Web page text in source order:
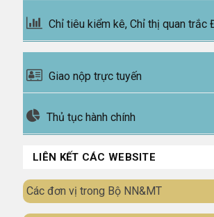
Chỉ tiêu kiểm kê, Chỉ thị quan trắc
Giao nộp trực tuyến
Thủ tục hành chính
LIÊN KẾT CÁC WEBSITE
Các đơn vị trong Bộ NN&MT